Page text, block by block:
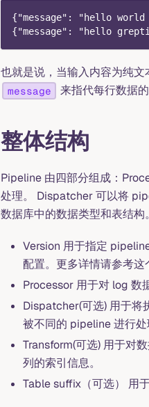
{"message": "hello world
{"message": "hello
也就是说，当输入内容为纯
message 来指代每行数据的
整体结构
Pipeline 由四部分组成：
处理。 Dispatcher 可以将
数据库中的数据类型和表结构
Version 用于指定
配置。更多详情请参考这
Processor 用于对 log 数
Dispatcher(可选) 用于将
被不同的 pipeline 进行处
Transform(可选) 用于对
列的索引信息。
Table suffix（可选） 用